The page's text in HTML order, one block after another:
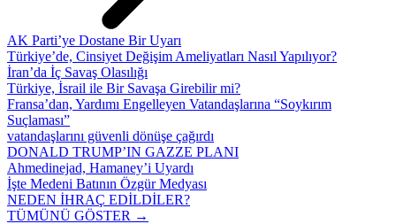
AK Parti’ye Dostane Bir Uyarı
Türkiye’de, Cinsiyet Değişim Ameliyatları Nasıl Yapılıyor?
İran’da İç Savaş Olasılığı
Türkiye, İsrail ile Bir Savaşa Girebilir mi?
Fransa’dan, Yardımı Engelleyen Vatandaşlarına “Soykırım
Suçlaması”
vatandaşlarını güvenli dönüşe çağırdı
DONALD TRUMP’IN GAZZE PLANI
Ahmedinejad, Hamaney’i Uyardı
İşte Medeni Batının Özgür Medyası
NEDEN İHRAÇ EDİLDİLER?
TÜMÜNÜ GÖSTER →